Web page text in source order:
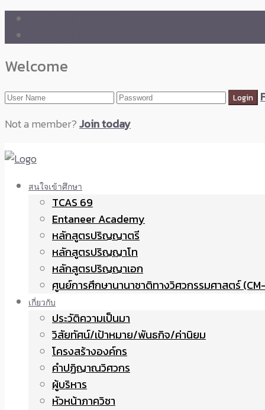
Welcome
Not a member?Join today
สนใจเข้าศึกษา
TCAS 69
Entaneer Academy
หลักสูตรปริญญาตรี
หลักสูตรปริญญาโท
หลักสูตรปริญญาเอก
ศูนย์การศึกษานานาชาติทางวิศวกรรมศาสตร์
เกี่ยวกับ
ประวัติความเป็นมา
วิสัยทัศน์/เป้าหมาย/พันธกิจ/ค่านิยม
โครงสร้างองค์กร
คำปฏิญาณวิศวกร
ผู้บริหาร
หัวหน้าภาควิชา